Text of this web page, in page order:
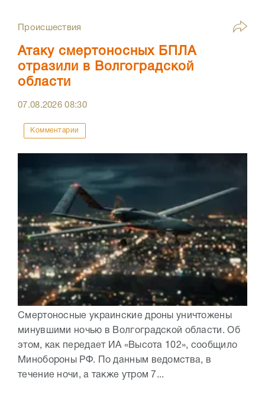
Происшествия
Атаку смертоносных БПЛА
отразили в Волгоградской
области
07.08.202608:30
Комментарии
Смертоносные украинские дроны уничтожены
минувшими ночью в Волгоградской области. Об
этом, как передает ИА «Высота 102», сообщило
Минобороны РФ. По данным ведомства, в
течение ночи, а также утром 7...